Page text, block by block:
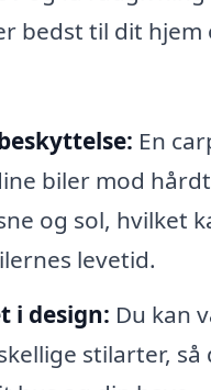
bedst til dit hjem
En
biler mod
og sol, hvilket
levetid.
i design: Du kan
stilarter, så